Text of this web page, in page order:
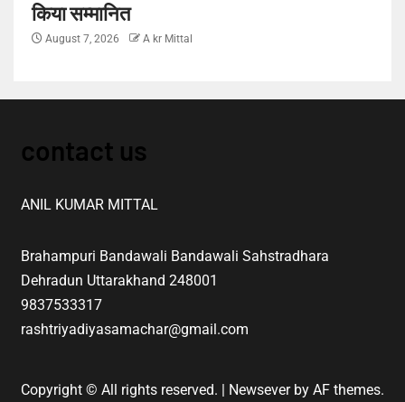
किया सम्मानित
August 7, 2026 A kr Mittal
contact us
ANIL KUMAR MITTAL
Brahampuri Bandawali Bandawali Sahstradhara
Dehradun Uttarakhand 248001
9837533317
rashtriyadiyasamachar@gmail.com
Copyright © All rights reserved. Newseverby AF themes.